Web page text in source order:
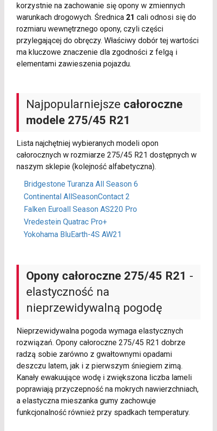
korzystnie na zachowanie się opony w zmiennych
warunkach drogowych. Średnica 21 cali odnosi się do
rozmiaru wewnętrznego opony, czyli części
przylegającej do obręczy. Właściwy dobór tej wartości
ma kluczowe znaczenie dla zgodności z felgą i
elementami zawieszenia pojazdu.
Najpopularniejsze całoroczne
modele 275/45 R21
Lista najchętniej wybieranych modeli opon
całorocznych w rozmiarze 275/45 R21 dostępnych w
naszym sklepie (kolejność alfabetyczna).
Bridgestone Turanza All Season 6
Continental AllSeasonContact 2
Falken Euroall Season AS220 Pro
Vredestein Quatrac Pro+
Yokohama BluEarth-4S AW21
Opony całoroczne 275/45 R21 -
elastyczność na
nieprzewidywalną pogodę
Nieprzewidywalna pogoda wymaga elastycznych
rozwiązań. Opony całoroczne 275/45 R21 dobrze
radzą sobie zarówno z gwałtownymi opadami
deszczu latem, jak i z pierwszym śniegiem zimą.
Kanały ewakuujące wodę i zwiększona liczba lameli
poprawiają przyczepność na mokrych nawierzchniach,
a elastyczna mieszanka gumy zachowuje
funkcjonalność również przy spadkach temperatury.